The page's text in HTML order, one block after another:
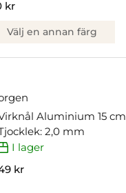
kr
Välj en annan färg
Aluminium 15 cm
2,0 mm
I lager
kr